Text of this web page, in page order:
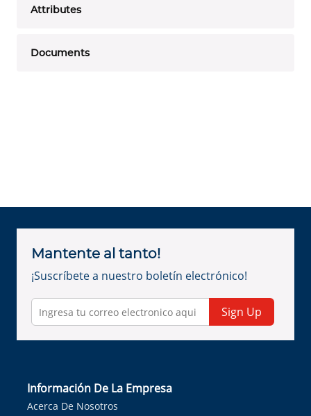
Attributes
Documents
Mantente al tanto!
¡Suscríbete a nuestro boletín electrónico!
Sign Up
Información De La Empresa
Acerca De Nosotros